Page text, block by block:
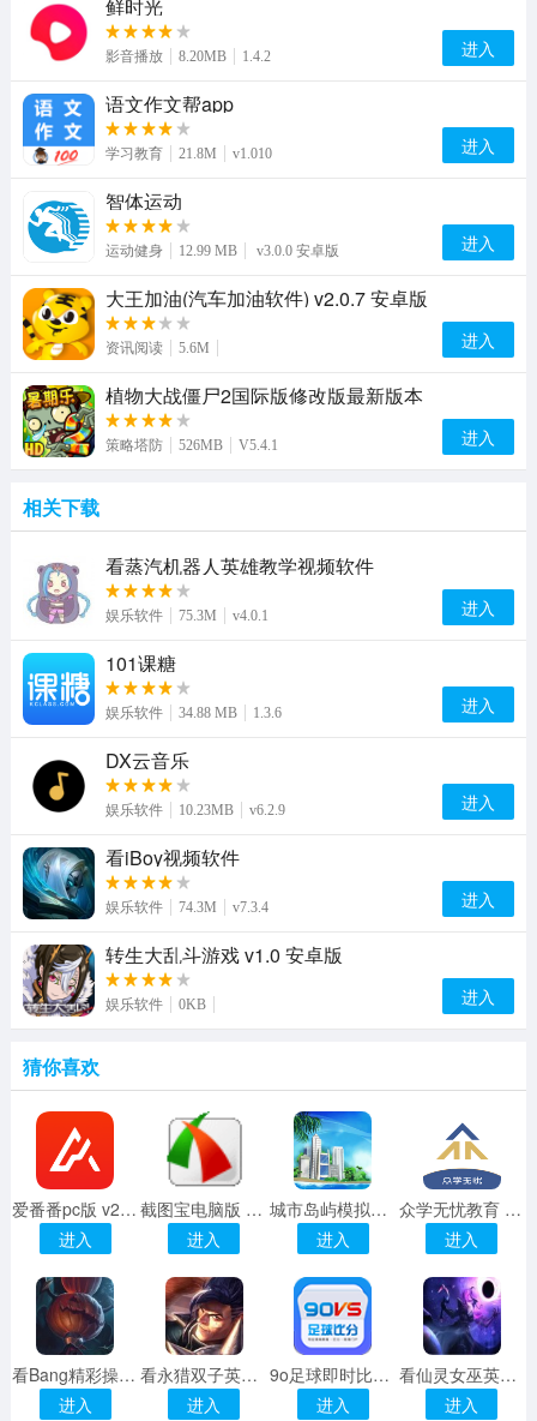
鲜时光
影音播放 8.20MB 1.4.2 进入
语文作文帮app
学习教育 21.8M v1.010 进入
智体运动
运动健身 12.99 MB v3.0.0 安卓版 进入
大王加油(汽车加油软件) v2.0.7 安卓版
资讯阅读 5.6M 进入
植物大战僵尸2国际版修改版最新版本
策略塔防 526MB V5.4.1 进入
相关下载
看蒸汽机器人英雄教学视频软件
娱乐软件 75.3M v4.0.1 进入
101课糖
娱乐软件 34.88 MB 1.3.6 进入
DX云音乐
娱乐软件 10.23MB v6.2.9 进入
看iBoy视频软件
娱乐软件 74.3M v7.3.4 进入
转生大乱斗游戏 v1.0 安卓版
娱乐软件 0KB 进入
猜你喜欢
爱番番pc版 v2.1.26 最新
进入
截图宝电脑版 绿色版
进入
城市岛屿模拟建设 v1.0.0 安卓版
进入
众学无忧教育 v1.2.8 安卓
进入
看Bang精彩操作视频软件
进入
看永猎双子英雄视频教学软件
进入
9o足球即时比分网
进入
看仙灵女巫英雄教学视频软件
进入